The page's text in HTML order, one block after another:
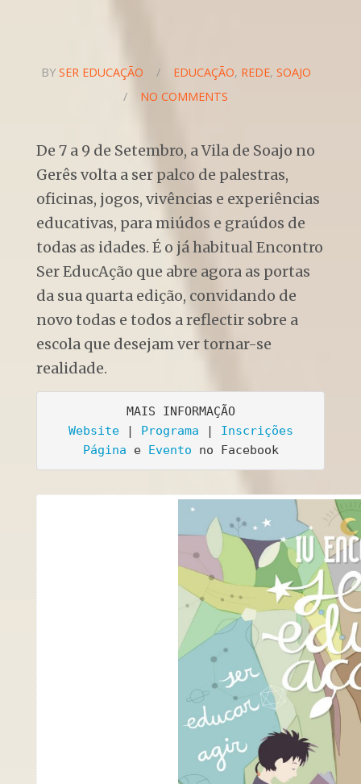
BY SER EDUCAÇÃO / EDUCAÇÃO, REDE, SOAJO
/
NO COMMENTS
De 7 a 9 de Setembro, a Vila de Soajo no
Gerês volta a ser palco de palestras,
oficinas, jogos, vivências e experiências
educativas, para miúdos e graúdos de
todas as idades. É o já habitual Encontro
Ser EducAção que abre agora as portas
da sua quarta edição, convidando de
novo todas e todos a reflectir sobre a
escola que desejam ver tornar-se
realidade.
MAIS INFORMAÇÃO
Website | Programa
Inscrições
Página e Evento no Facebook